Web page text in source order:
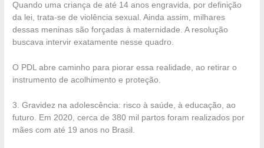
Quando uma criança de até 14 anos engravida, por definição
da lei, trata-se de violência sexual. Ainda assim, milhares
dessas meninas são forçadas à maternidade. A resolução
buscava intervir exatamente nesse quadro.
O PDL abre caminho para piorar essa realidade, ao retirar o
instrumento de acolhimento e proteção.
3. Gravidez na adolescência: risco à saúde, à educação, ao
futuro. Em 2020, cerca de 380 mil partos foram realizados por
mães com até 19 anos no Brasil.